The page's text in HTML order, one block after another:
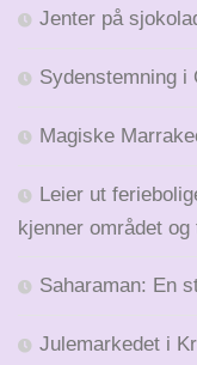
Jenter på
Sydenstemning i
Magiske
Leier ut
kjenner området
Saharaman: En
Julemarkedet i